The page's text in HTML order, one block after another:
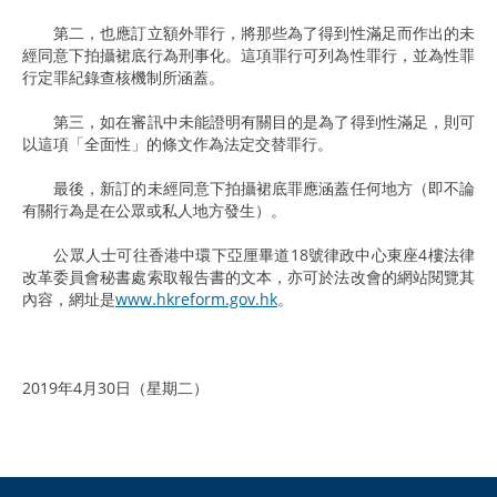
第二，也應訂立額外罪行，將那些為了得到性滿足而作出的未
經同意下拍攝裙底行為刑事化。這項罪行可列為性罪行，並為性罪
行定罪紀錄查核機制所涵蓋。
第三，如在審訊中未能證明有關目的是為了得到性滿足，則可
以這項「全面性」的條文作為法定交替罪行。
最後，新訂的未經同意下拍攝裙底罪應涵蓋任何地方（即不論
有關行為是在公眾或私人地方發生）。
公眾人士可往香港中環下亞厘畢道18號律政中心東座4樓法律
改革委員會秘書處索取報告書的文本，亦可於法改會的網站閱覽其
內容，網址是www.hkreform.gov.hk。
2019年4月30日（星期二）